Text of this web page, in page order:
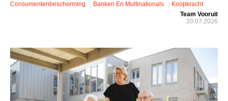
Consumentenbescherming Banken En Multinationals
Koopkracht
Team Vooruit
20.07.2026